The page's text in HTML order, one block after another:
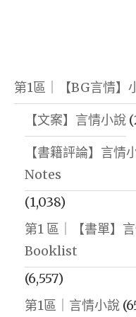
第1區｜【BG言情】
【文案】言情小說
【書籍評論】言
Notes
(1,038)
第1 區｜【書單】
Booklist
(6,557)
第1區｜言情小說